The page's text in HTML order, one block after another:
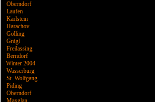
Oberndorf
Laufen
Karlstein
Harachov
Golling
Gnigl
Freilassing
Berndorf
Winter 2004
Wasserburg
St. Wolfgang
Piding
Oberndorf
Maxglan